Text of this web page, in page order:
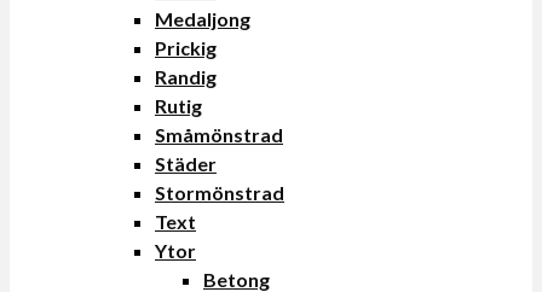
Medaljong
Prickig
Randig
Rutig
Småmönstrad
Städer
Stormönstrad
Text
Ytor
Betong